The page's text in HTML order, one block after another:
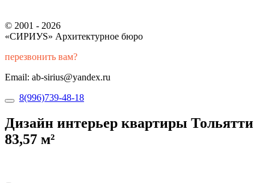
© 2001 - 2026
«СИРИУS» Архитектурное бюро
перезвонить вам?
Email: ab-sirius@yandex.ru
8(996)739-48-18
Дизайн интерьер квартиры Тольятти
83,57 м²